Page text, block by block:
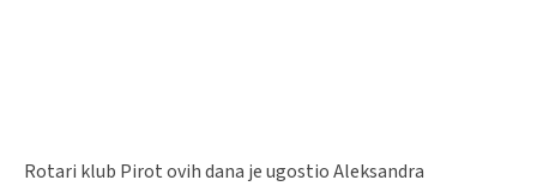
Rotari klub Pirot ovih dana je ugostio Aleksandra